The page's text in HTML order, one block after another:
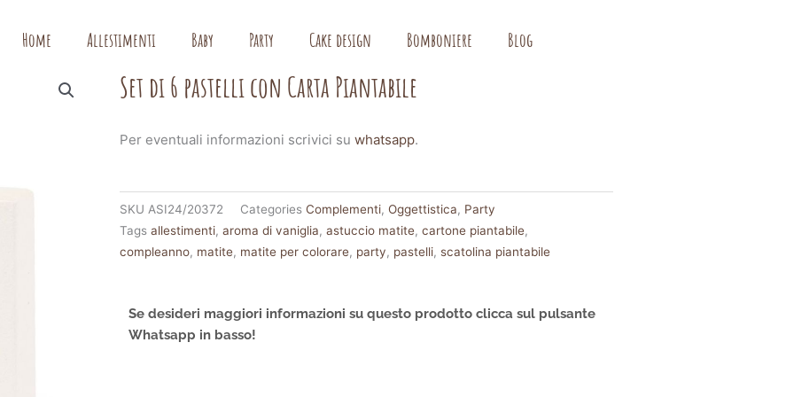
Home Allestimenti Baby Party Cake design Bomboniere Blog
Set di 6 pastelli con Carta Piantabile
Per eventuali informazioni scrivici suwhatsapp.
SKU ASI24/20372 Categories Complementi,Oggettistica, Party
Tags allestimenti,aroma di vaniglia,astuccio matite,cartone piantabile,
compleanno, matite, matite per colorare, party, pastelli,scatolina piantabile
Se desideri maggiori informazioni su questo prodotto clicca sul pulsante
Whatsapp in basso!